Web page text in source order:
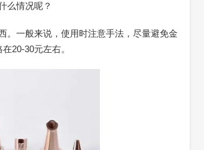
么情况呢？
。一般来说，使用时注意手法，尽量避免金
20-30元左右。